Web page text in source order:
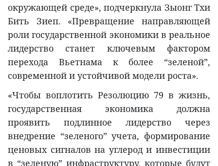
окружающей среде», подчеркнула Зыонг Тхи
Бить Зиеп. «Превращение направляющей
роли государственной экономики в реальное
лидерство станет ключевым фактором
перехода Вьетнама к более “зеленой”,
современной и устойчивой модели роста».
«Чтобы воплотить Резолюцию 79 в жизнь,
государственная экономика должна
проявить подлинное лидерство через
внедрение “зеленого” учета, формирование
ценовых сигналов на углерод и инвестиции
в “зеленую” инфраструктуру, которые будут